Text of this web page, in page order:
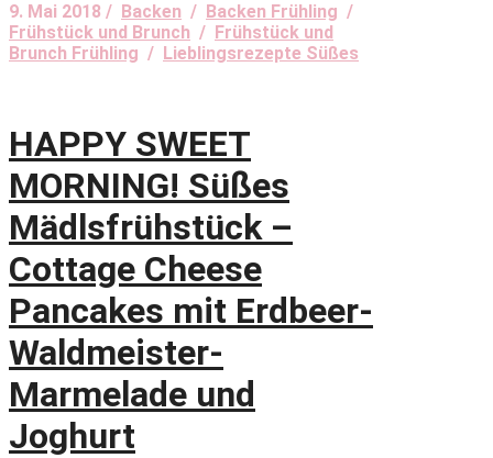
9. Mai 2018 / Backen / Backen Frühling /
Frühstück und Brunch / Frühstück und
Brunch Frühling / Lieblingsrezepte Süßes
HAPPY SWEET
MORNING! Süßes
Mädlsfrühstück –
Cottage Cheese
Pancakes mit Erdbeer-
Waldmeister-
Marmelade und
Joghurt